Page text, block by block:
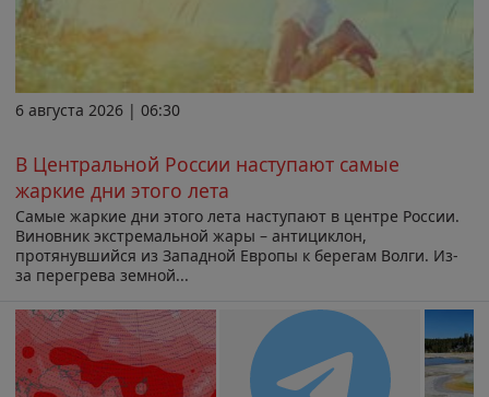
6 августа 2026 | 06:30
В Центральной России наступают самые
жаркие дни этого лета
Самые жаркие дни этого лета наступают в центре России.
Виновник экстремальной жары – антициклон,
протянувшийся из Западной Европы к берегам Волги. Из-
за перегрева земной...